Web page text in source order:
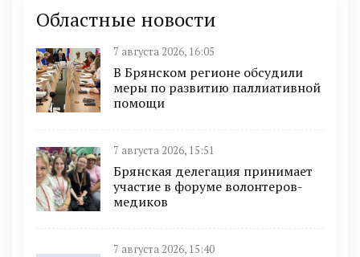
Областные новости
7 августа 2026, 16:05
В Брянском регионе обсудили
меры по развитию паллиативной
помощи
7 августа 2026, 15:51
Брянская делегация принимает
участие в форуме волонтеров-
медиков
7 августа 2026, 15:40